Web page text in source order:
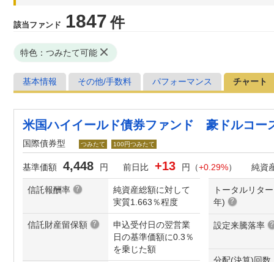
該当ファンド 1847 件
特色：つみたて可能
基本情報 その他/手数料 パフォーマンス チャート
米国ハイイールド債券ファンド 豪ドルコー
国際債券型 つみたて 100円つみたて
基準価額 4,448 円 前日比 +13 円（+0.29%） 純資
信託報酬率
純資産総額に対して
実質1.663％程度
信託財産留保額
申込受付日の翌営業
日の基準価額に0.3％
を乗じた額
トータルリタ
年)
設定来騰落率